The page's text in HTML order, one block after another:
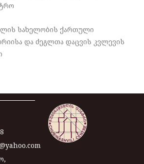
სახელობის ქართული
და ძეგლთა დაცვის კვლევის